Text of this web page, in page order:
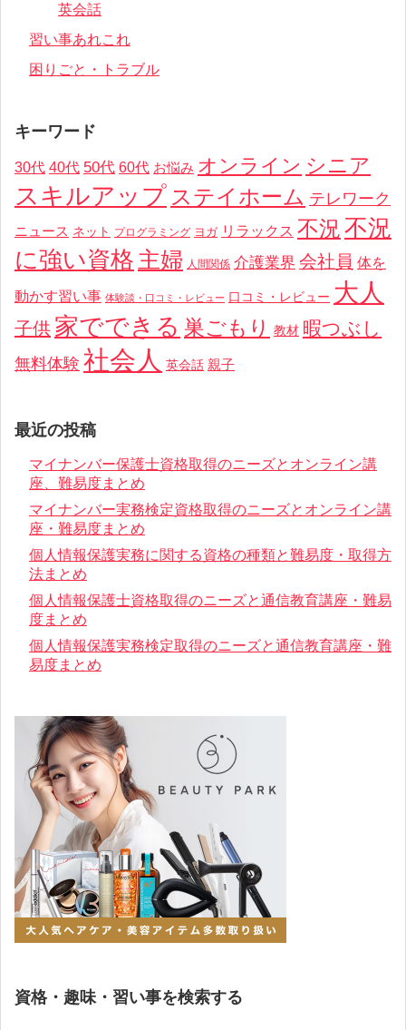
英会話
習い事あれこれ
困りごと・トラブル
キーワード
30代 40代 50代 60代 お悩み オンライン シニア
スキルアップ ステイホーム テレワーク
ニュース ネット プログラミング ヨガ リラックス 不況不況
に強い資格 主婦 人間関係 介護業界 会社員 体を
動かす習い事 体験談・口コミ・レビュー 口コミ・レビュー 大人
子供 家でできる 巣ごもり 教材 暇つぶし
無料体験 社会人 英会話 親子
最近の投稿
マイナンバー保護士資格取得のニーズとオンライン講
座、難易度まとめ
マイナンバー実務検定資格取得のニーズとオンライン講
座・難易度まとめ
個人情報保護実務に関する資格の種類と難易度・取得方
法まとめ
個人情報保護士資格取得のニーズと通信教育講座・難易
度まとめ
個人情報保護実務検定取得のニーズと通信教育講座・難
易度まとめ
資格・趣味・習い事を検索する